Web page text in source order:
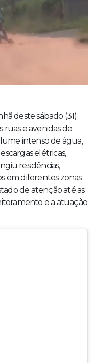
deste sábado (31)
e avenidas de
intenso de água,
elétricas,
residências,
em diferentes zonas
de atenção até as
e a atuação